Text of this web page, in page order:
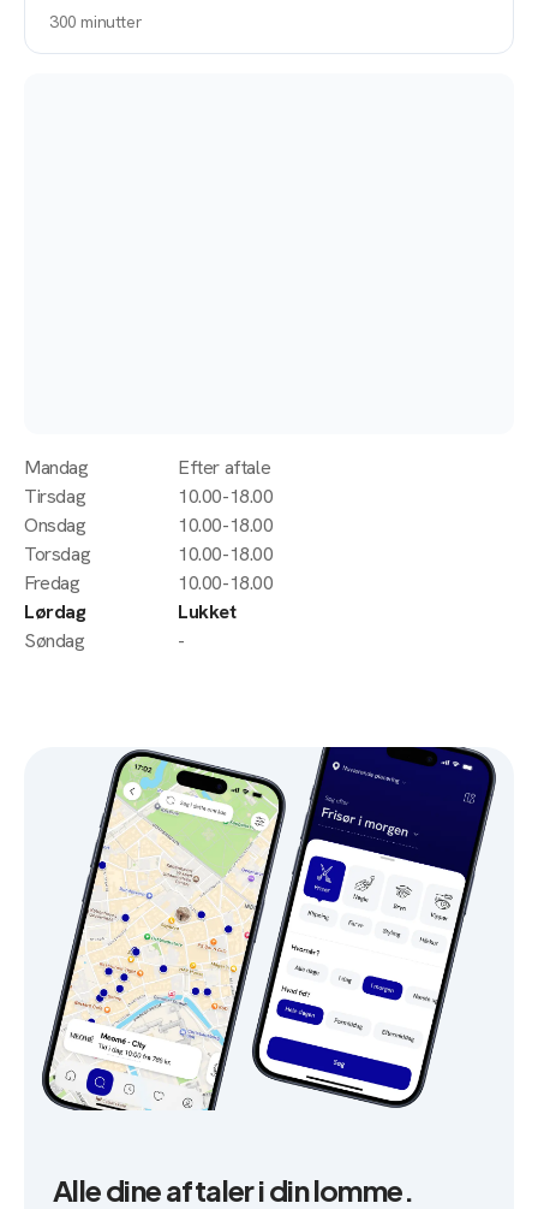
300 minutter
Mandag
Efter aftale
Tirsdag
10.00-18.00
Onsdag
10.00-18.00
Torsdag
10.00-18.00
Fredag
10.00-18.00
Lørdag
Lukket
Søndag
-
Alle dine aftaler i din lomme.